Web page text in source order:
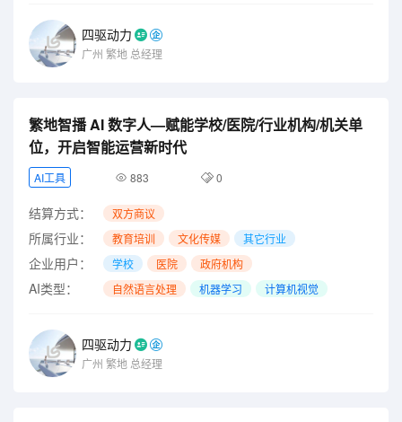
四驱动力
广州 繁地 总经理
繁地智播 AI 数字人—赋能学校/医院/行业机构/机关单
位，开启智能运营新时代
AI工具 883 0
结算方式： 双方商议
所属行业： 教育培训 文化传媒 其它行业
企业用户： 学校 医院 政府机构
AI类型： 自然语言处理 机器学习 计算机视觉
四驱动力
广州 繁地 总经理